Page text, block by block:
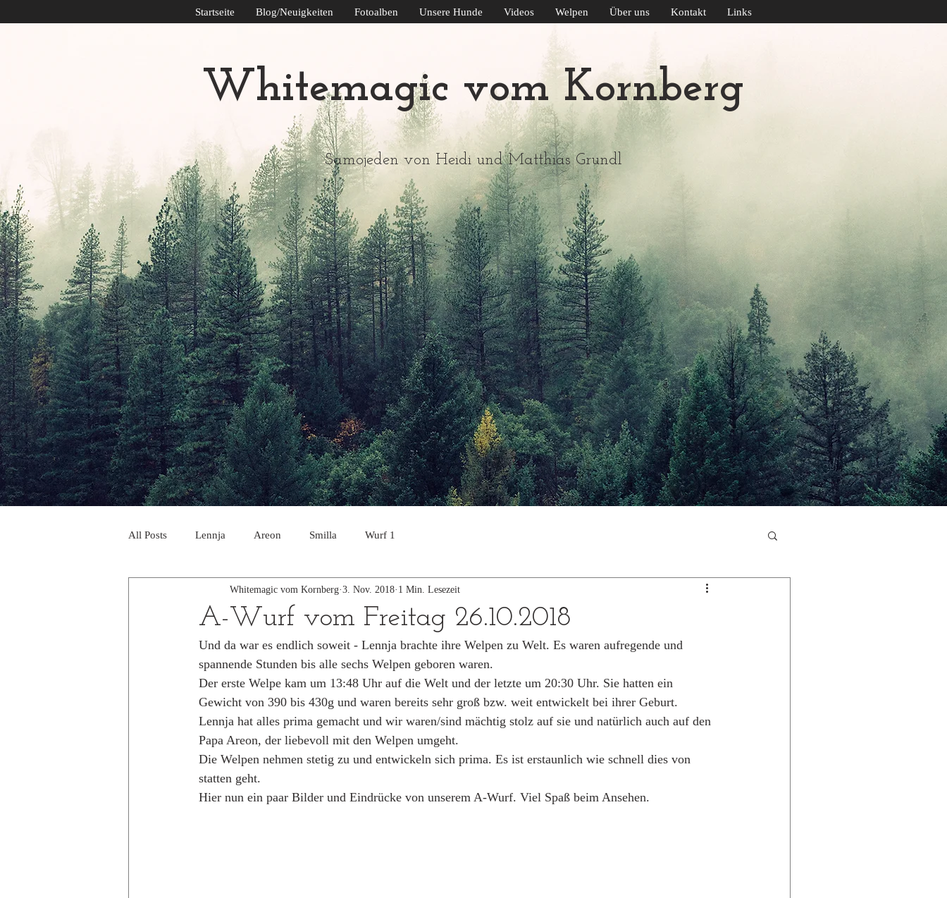
Whitemagic vom Kornberg
Samojeden von Heidi und Matthias Grundl
Startseite Blog/Neuigkeiten Fotoalben Unsere Hunde Videos Welpen Über uns Kontakt Links
All Posts Lennja Areon Smilla Wurf 1
A-Wurf vom Freitag 26.10.2018
Whitemagic vom Kornberg 3. Nov. 2018 1 Min. Lesezeit
Und da war es endlich soweit - Lennja brachte ihre Welpen zu Welt. Es waren aufregende und
spannende Stunden bis alle sechs Welpen geboren waren.
Der erste Welpe kam um 13:48 Uhr auf die Welt und der letzte um 20:30 Uhr. Sie hatten ein
Gewicht von 390 bis 430g und waren bereits sehr groß bzw. weit entwickelt bei ihrer Geburt.
Lennja hat alles prima gemacht und wir waren/sind mächtig stolz auf sie und natürlich auch auf den
Papa Areon, der liebevoll mit den Welpen umgeht.
Die Welpen nehmen stetig zu und entwickeln sich prima. Es ist erstaunlich wie schnell dies von
statten geht.
Hier nun ein paar Bilder und Eindrücke von unserem A-Wurf. Viel Spaß beim Ansehen.